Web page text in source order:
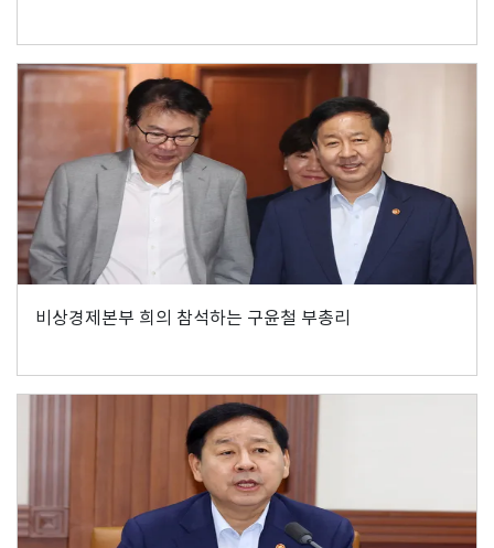
비상경제본부 희의 참석하는 구윤철 부총리